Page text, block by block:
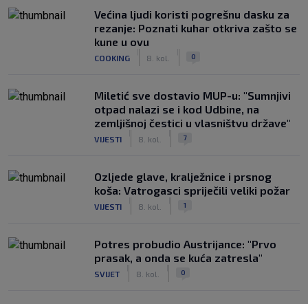
Većina ljudi koristi pogrešnu dasku za
rezanje: Poznati kuhar otkriva zašto se
kune u ovu
COOKING 8. kol. 0
Miletić sve dostavio MUP-u: "Sumnjivi
otpad nalazi se i kod Udbine, na
zemljišnoj čestici u vlasništvu države"
VIJESTI 8. kol. 7
Ozljede glave, kralježnice i prsnog
koša: Vatrogasci spriječili veliki požar
VIJESTI 8. kol. 1
Potres probudio Austrijance: "Prvo
prasak, a onda se kuća zatresla"
SVIJET 8. kol. 0